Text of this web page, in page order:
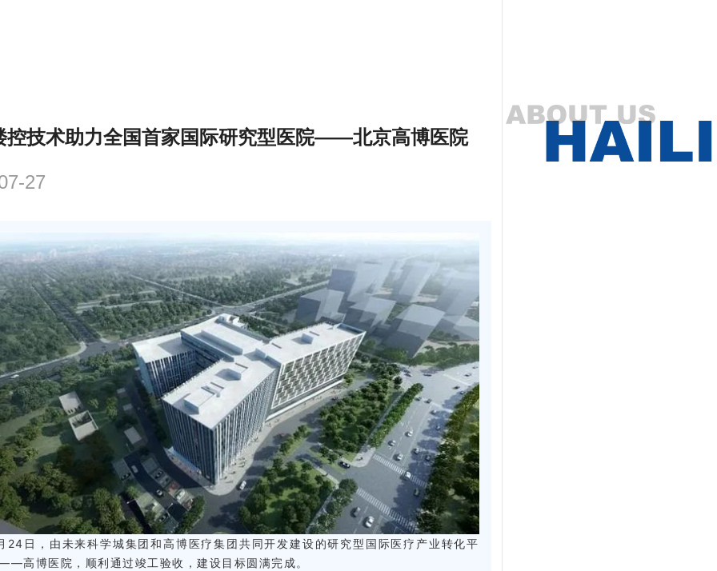
控技术助力全国首家国际研究型医院——北京高博医院
27
24日，由未来科学城集团和高博医疗集团共同开发建设的研究型国际医疗产业转化平
高博医院，顺利通过竣工验收，建设目标圆满完成。